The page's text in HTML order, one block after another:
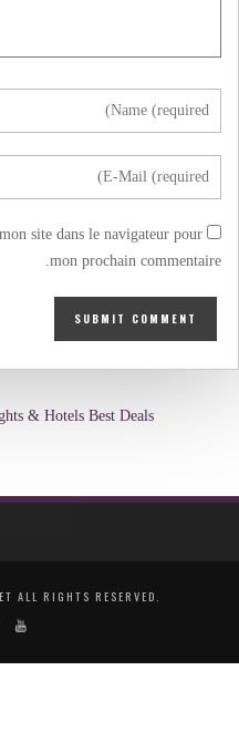
site dans le navigateur pour
mon prochain commentaire.
& Hotels Best Deals
ALL RIGHTS RESERVED.